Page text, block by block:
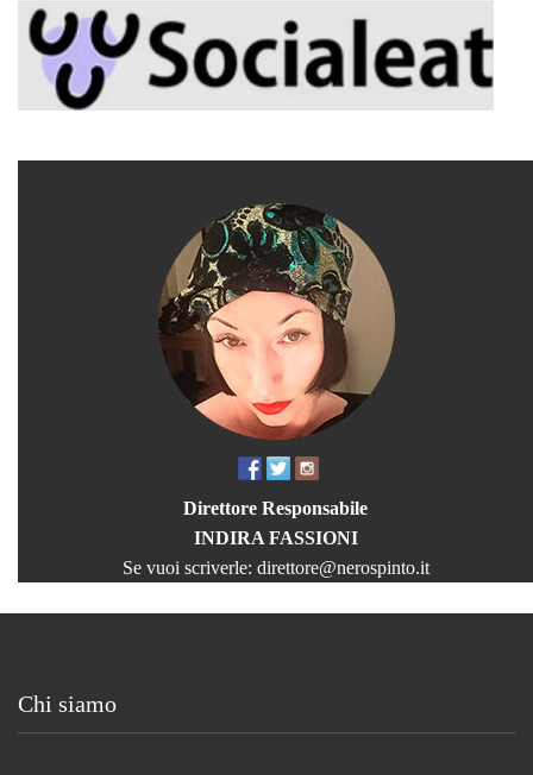
Direttore Responsabile
INDIRA FASSIONI
Se vuoi scriverle: direttore@nerospinto.it
Chi siamo